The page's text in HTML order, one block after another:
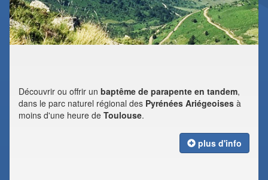
Découvrir ou offrir un baptême de parapente en tandem,
dans le parc naturel régional des Pyrénées Ariégeoises à
moins d'une heure de Toulouse.
plus d'info